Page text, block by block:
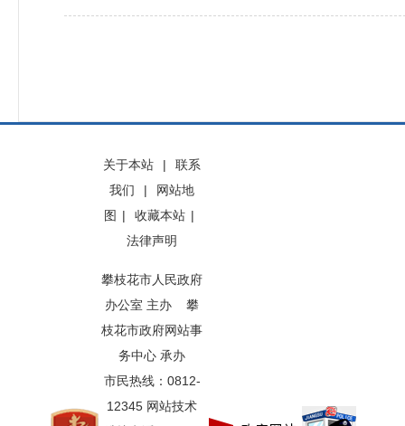
关于本站 |
联系
我们
|
网站地
图 | 收藏本站 |
法律声明
攀枝花市人民政府
办公室 主办 攀
枝花市政府网站事
务中心 承办
市民热线：0812-
12345 网站技术